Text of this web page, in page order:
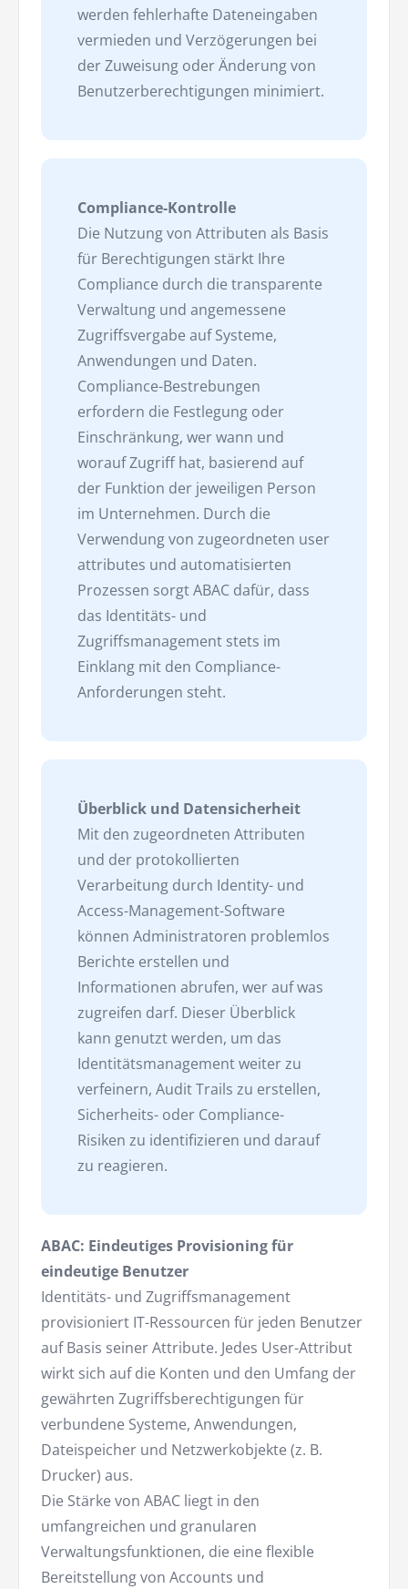
werden fehlerhafte Dateneingaben
vermieden und Verzögerungen bei
der Zuweisung oder Änderung von
Benutzerberechtigungen minimiert.
Compliance-Kontrolle
Die Nutzung von Attributen als Basis
für Berechtigungen stärkt Ihre
Compliance durch die transparente
Verwaltung und angemessene
Zugriffsvergabe auf Systeme,
Anwendungen und Daten.
Compliance-Bestrebungen
erfordern die Festlegung oder
Einschränkung, wer wann und
worauf Zugriff hat, basierend auf
der Funktion der jeweiligen Person
im Unternehmen. Durch die
Verwendung von zugeordneten user
attributes und automatisierten
Prozessen sorgt ABAC dafür, dass
das Identitäts- und
Zugriffsmanagement stets im
Einklang mit den Compliance-
Anforderungen steht.
Überblick und Datensicherheit
Mit den zugeordneten Attributen
und der protokollierten
Verarbeitung durch Identity- und
Access-Management-Software
können Administratoren problemlos
Berichte erstellen und
Informationen abrufen, wer auf was
zugreifen darf. Dieser Überblick
kann genutzt werden, um das
Identitätsmanagement weiter zu
verfeinern, Audit Trails zu erstellen,
Sicherheits- oder Compliance-
Risiken zu identifizieren und darauf
zu reagieren.
ABAC: Eindeutiges Provisioning für
eindeutige Benutzer
Identitäts- und Zugriffsmanagement
provisioniert IT-Ressourcen für jeden Benutzer
auf Basis seiner Attribute. Jedes User-Attribut
wirkt sich auf die Konten und den Umfang der
gewährten Zugriffsberechtigungen für
verbundene Systeme, Anwendungen,
Dateispeicher und Netzwerkobjekte (z. B.
Drucker) aus.
Die Stärke von ABAC liegt in den
umfangreichen und granularen
Verwaltungsfunktionen, die eine flexible
Bereitstellung von Accounts und